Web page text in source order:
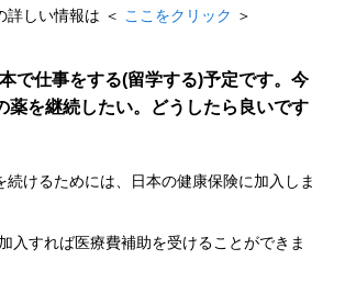
詳しい情報は ＜ ここをクリック ＞
で仕事をする(留学する)予定です。今
薬を継続したい。どうしたら良いです
続けるためには、日本の健康保険に加入しま
入すれば医療費補助を受けることができま